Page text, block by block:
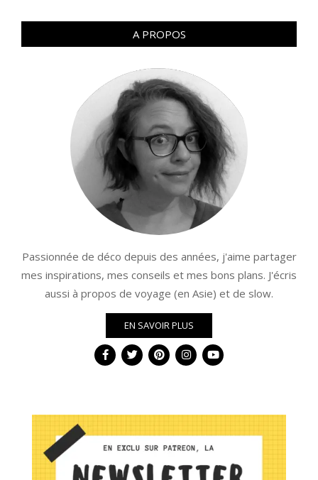
articles
A PROPOS
Passionnée de déco depuis des années, j'aime partager
mes inspirations, mes conseils et mes bons plans. J'écris
aussi à propos de voyage (en Asie) et de slow.
EN SAVOIR PLUS